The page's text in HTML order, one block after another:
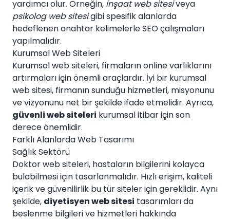
yardımcı olur. Örneğin, inşaat web sitesiveya
psikolog web sitesigibi spesifik alanlarda
hedeflenen anahtar kelimelerle SEO çalışmaları
yapılmalıdır.
Kurumsal Web Siteleri
Kurumsal web siteleri, firmaların online varlıklarını
artırmaları için önemli araçlardır. İyi bir kurumsal
web sitesi, firmanın sunduğu hizmetleri, misyonunu
ve vizyonunu net bir şekilde ifade etmelidir. Ayrıca,
güvenli web siteleri kurumsal itibar için son
derece önemlidir.
Farklı Alanlarda Web Tasarımı
Sağlık Sektörü
Doktor web siteleri, hastaların bilgilerini kolayca
bulabilmesi için tasarlanmalıdır. Hızlı erişim, kaliteli
içerik ve güvenilirlik bu tür siteler için gereklidir. Aynı
şekilde, diyetisyen web sitesi tasarımları da
beslenme bilgileri ve hizmetleri hakkında